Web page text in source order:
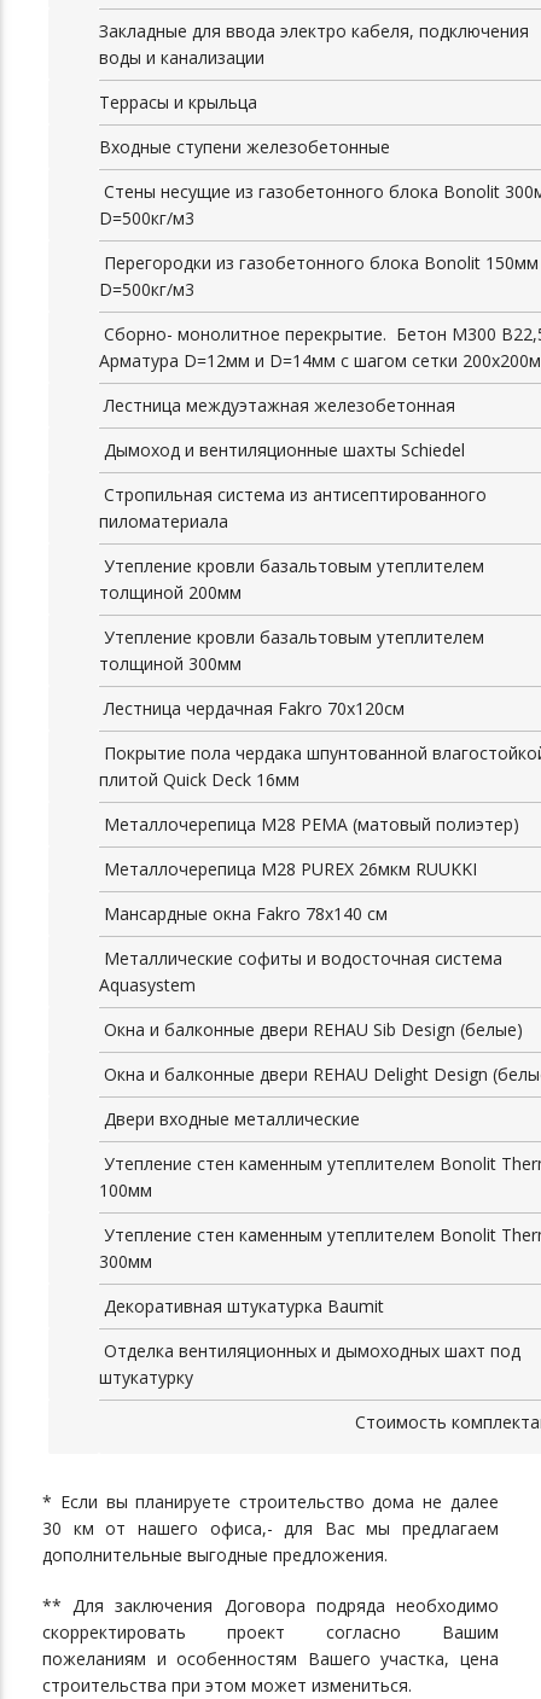
Закладные для ввода электро кабеля, подключения
воды и канализации
Террасы и крыльца
Входные ступени железобетонные
Стены несущие из газобетонного блока Bonolit
D=500кг/м3
Перегородки из газобетонного блока Bonolit 150мм
D=500кг/м3
Сборно- монолитное перекрытие. Бетон М300
Арматура D=12мм и D=14мм с шагом сетки
Лестница междуэтажная железобетонная
Дымоход и вентиляционные шахты Schiedel
Стропильная система из антисептированного
пиломатериала
Утепление кровли базальтовым утеплителем
толщиной 200мм
Утепление кровли базальтовым утеплителем
толщиной 300мм
Лестница чердачная Fakro 70x120см
Покрытие пола чердака шпунтованной
плитой Quick Deck 16мм
Металлочерепица М28 PEMA (матовый полиэтер)
Металлочерепица М28 PUREX 26мкм RUUKKI
Мансардные окна Fakro 78x140 см
Металлические софиты и водосточная система
Aquasystem
Окна и балконные двери REHAU Sib Design (белые)
Окна и балконные двери REHAU Delight Design
Двери входные металлические
Утепление стен каменным утеплителем Bonolit
100мм
Утепление стен каменным утеплителем Bonolit
300мм
Декоративная штукатурка Baumit
Отделка вентиляционных и дымоходных шахт под
штукатурку
Стоимость
* Если вы планируете строительство дома не далее
30 км от нашего офиса,- для Вас мы предлагаем
дополнительные выгодные предложения.
** Для заключения Договора подряда необходимо
скорректировать проект согласно Вашим
пожеланиям и особенностям Вашего участка, цена
строительства при этом может измениться.